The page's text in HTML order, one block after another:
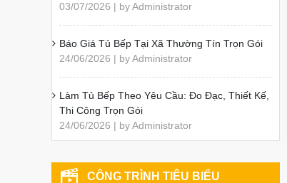
03/07/2026 | by Administrator
Báo Giá Tủ Bếp Tại Xã Thường Tín Trọn Gói
24/06/2026 | by Administrator
Làm Tủ Bếp Theo Yêu Cầu: Đo Đạc, Thiết Kế,
Thi Công Trọn Gói
24/06/2026 | by Administrator
CÔNG TRÌNH TIÊU BIỂU